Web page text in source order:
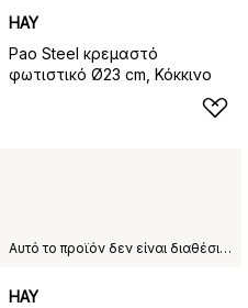
HAY
Pao Steel κρεμαστό
φωτιστικό Ø23 cm, Κόκκινο
Αυτό το προϊόν δεν είναι διαθέσιμο στη χώρα παράδοσης που έχετε επιλέξει.
HAY